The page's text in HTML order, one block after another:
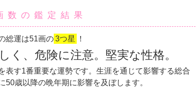
数の鑑定結果
総運は51画の3つ星 ！
く、危険に注意。堅実な性格。
表す1番重要な運勢です。生涯を通じて影響する総合
50歳以降の晩年期に影響を及ぼします。